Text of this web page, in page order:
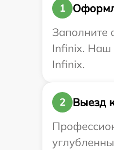
1
Заполните
Infinix. Наш
Infinix.
2
Выезд